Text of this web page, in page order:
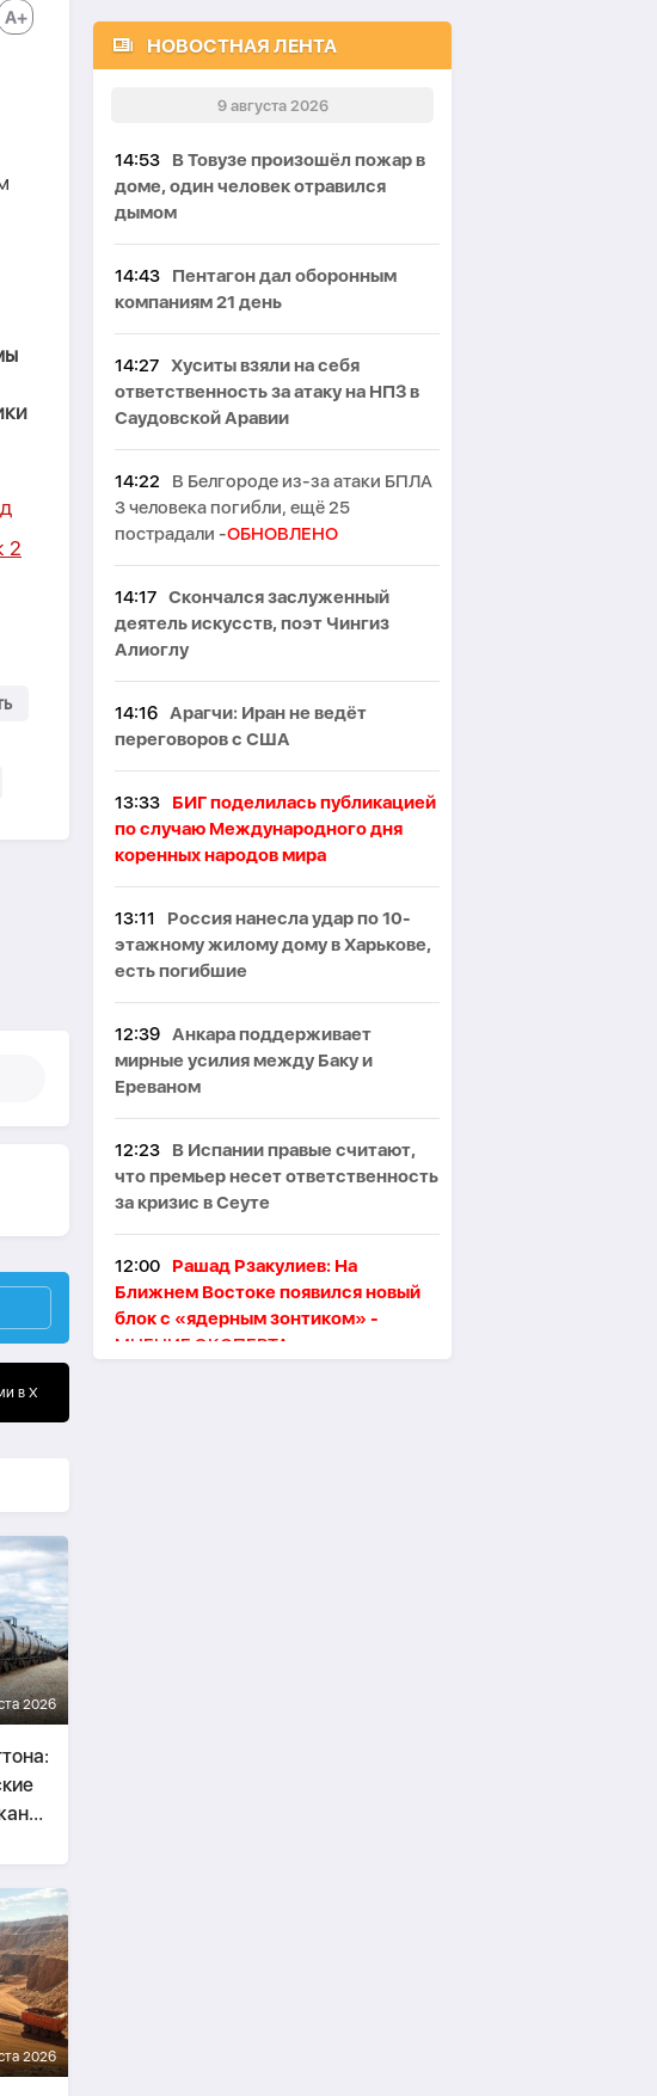
2
в X
2026
2026
НОВОСТНАЯ ЛЕНТА
9 августа 2026
14:53
В Товузе произошёл пожар в
доме, один человек отравился
дымом
14:43
Пентагон дал оборонным
компаниям 21 день
14:27 Хуситы взяли на себя
ответственность за атаку на НПЗ в
Саудовской Аравии
14:22
В Белгороде из-за атаки БПЛА
3 человека погибли, ещё 25
пострадали -ОБНОВЛЕНО
14:17 Скончался заслуженный
деятель искусств, поэт Чингиз
Алиоглу
14:16 Арагчи: Иран не ведёт
переговоров с США
13:33
БИГ поделилась публикацией
по случаю Международного дня
коренных народов мира
13:11
Россия нанесла удар по 10-
этажному жилому дому в Харькове,
есть погибшие
12:39 Анкара поддерживает
мирные усилия между Баку и
Ереваном
12:23
В Испании правые считают,
что премьер несет ответственность
за кризис в Сеуте
12:00
Рашад Рзакулиев: На
Ближнем Востоке появился новый
блок с «ядерным зонтиком» -
МНЕНИЕ ЭКСПЕРТА